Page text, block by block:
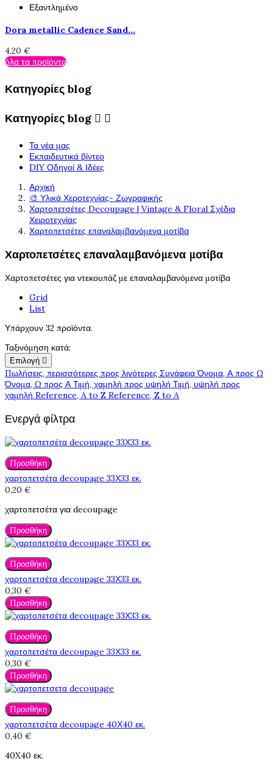
Εξαντλημένο
Dora metallic Cadence Sand...
4,20 €
όλα τα προϊόντα
Κατηγορίες blog
Κατηγορίες blog  
Τα νέα μας
Εκπαιδευτικά βίντεο
DIY Οδηγοί & Ιδέες
Αρχική
🎨 Υλικά Χεροτεχνίας- Ζωγραφικής
Χαρτοπετσέτες Decoupage | Vintage & Floral Σχέδια
Χειροτεχνίας
Χαρτοπετσέτες επαναλαμβανόμενα μοτίβα
Χαρτοπετσέτες επαναλαμβανόμενα μοτίβα
Χαρτοπετσέτες για ντεκουπάζ με επαναλαμβανόμενα μοτίβα
Grid
List
Υπάρχουν 32 προϊόντα.
Ταξινόμηση κατά:
Επιλογή 
Πωλήσεις, περισσότερες προς λιγότερες ΣυνάφειαΌνομα, Α προς Ω
Όνομα, Ω προς ΑΤιμή, χαμηλή προς υψηλή Τιμή, υψηλή προς
χαμηλή Reference, A to Z Reference, Z to A
Ενεργά φίλτρα
Προσθήκη
χαρτοπετσέτα decoupage 33Χ33 εκ.
0,20 €
χαρτοπετσέτα για decoupage
Προσθήκη
Προσθήκη
χαρτοπετσέτα decoupage 33Χ33 εκ.
0,30 €
Προσθήκη
Προσθήκη
χαρτοπετσέτα decoupage 33Χ33 εκ.
0,30 €
Προσθήκη
Προσθήκη
χαρτοπετσέτα decoupage 40Χ40 εκ.
0,40 €
40X40 εκ.